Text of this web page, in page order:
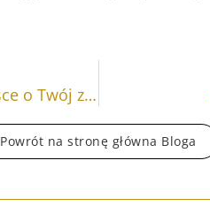
Profilaktyka, czyli o taktycznych „zagraniach” w trosce o Twój zdrowy kręgosłup
Powrót na stronę główna Bloga